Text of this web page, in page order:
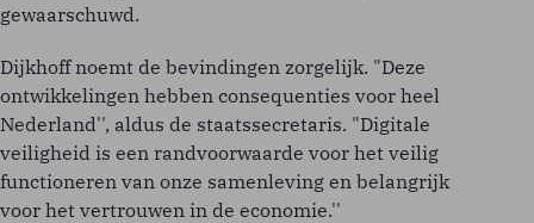
gewaarschuwd.
Dijkhoff noemt de bevindingen zorgelijk. "Deze
ontwikkelingen hebben consequenties voor heel
Nederland'', aldus de staatssecretaris. "Digitale
veiligheid is een randvoorwaarde voor het veilig
functioneren van onze samenleving en belangrijk
voor het vertrouwen in de economie.''